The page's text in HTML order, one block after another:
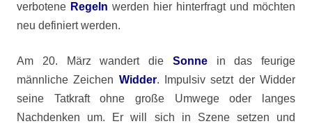
verbotene Regeln werden hier hinterfragt und möchten
neu definiert werden.
Am 20. März wandert die Sonnein das feurige
männliche Zeichen Widder. Impulsiv setzt der Widder
seine Tatkraft ohne große Umwege oder langes
Nachdenken um. Er will sich in Szene setzen und